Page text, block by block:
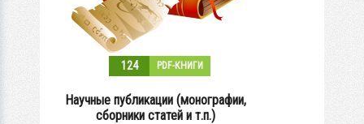
124 PDF-КНИГИ
Научные публикации (монографии,
сборники статей и т.п.)